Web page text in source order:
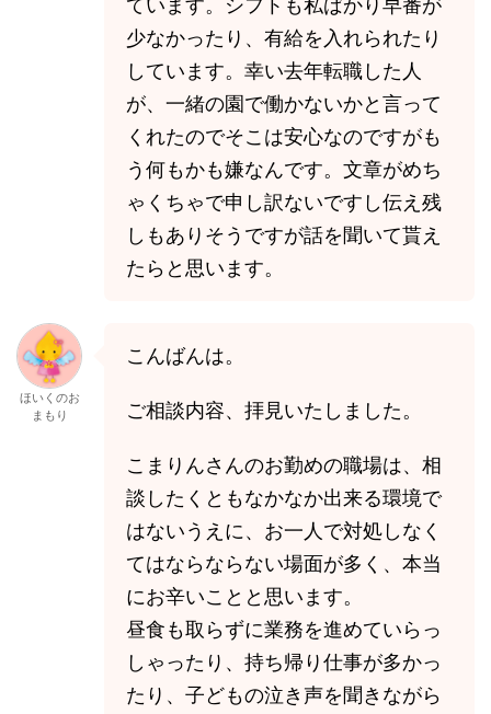
ています。シフトも私ばかり早番が
少なかったり、有給を入れられたり
しています。幸い去年転職した人
が、一緒の園で働かないかと言って
くれたのでそこは安心なのですがも
う何もかも嫌なんです。文章がめち
ゃくちゃで申し訳ないですし伝え残
しもありそうですが話を聞いて貰え
たらと思います。
ほいくのお
まもり
こんばんは。
ご相談内容、拝見いたしました。
こまりんさんのお勤めの職場は、相
談したくともなかなか出来る環境で
はないうえに、お一人で対処しなく
てはならならない場面が多く、本当
にお辛いことと思います。
昼食も取らずに業務を進めていらっ
しゃったり、持ち帰り仕事が多かっ
たり、子どもの泣き声を聞きながら